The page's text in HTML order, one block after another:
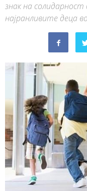
знак на солидарност
најранливите деца